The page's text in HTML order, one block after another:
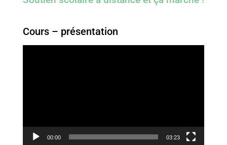
Cours – présentation
00:00 03:23